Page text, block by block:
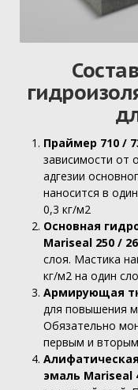
Праймер 710 /
зависимости от
адгезии
наносится в
0,3 кг/м2
Основная
Mariseal 250 /
слоя. Мастика
кг/м2 на один
Армирующая
для повышения
Обязательно
первым и
эмаль Mariseal